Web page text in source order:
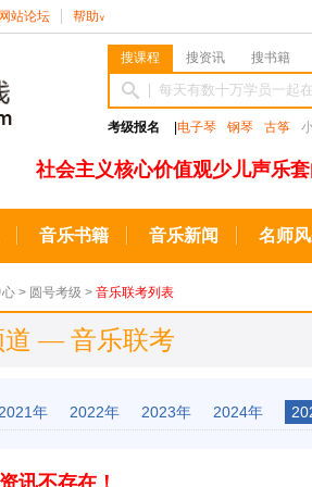
网站论坛 帮助 ∨
搜课程 搜资讯 搜书籍
考级报名 电子琴 钢琴 古筝
社会主义核心价值观少儿声乐
音乐书籍 音乐新闻 名师
心 > 圆号考级 > 音乐联考列表
道 — 音乐联考
2021年 2022年 2023年 2024年
讯不存在！